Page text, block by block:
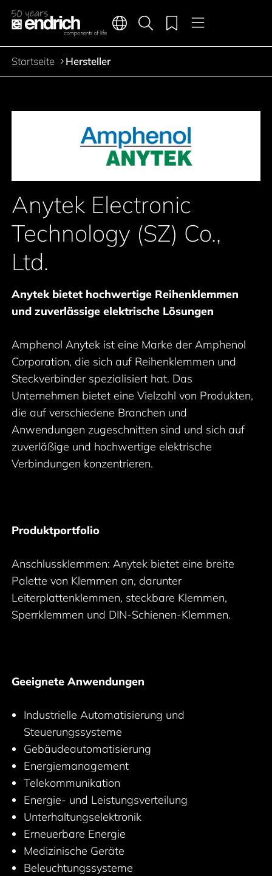
Zum Inhalt springen
Hauptnavigation
Sprachen Menü
Produktsuche
Merkliste
Pfadnavigation
Startseite Hersteller
Anytek Electronic
Technology (SZ) Co.,
Ltd.
Anytek bietet hochwertige Reihenklemmen
und zuverlässige elektrische Lösungen
Amphenol Anytek ist eine Marke der Amphenol
Corporation, die sich auf Reihenklemmen und
Steckverbinder spezialisiert hat. Das
Unternehmen bietet eine Vielzahl von Produkten,
die auf verschiedene Branchen und
Anwendungen zugeschnitten sind und sich auf
zuverläßige und hochwertige elektrische
Verbindungen konzentrieren.
Produktportfolio
Anschlussklemmen: Anytek bietet eine breite
Palette von Klemmen an, darunter
Leiterplattenklemmen, steckbare Klemmen,
Sperrklemmen und DIN-Schienen-Klemmen.
Geeignete Anwendungen
Industrielle Automatisierung und
Steuerungssysteme
Gebäudeautomatisierung
Energiemanagement
Telekommunikation
Energie- und Leistungsverteilung
Unterhaltungselektronik
Erneuerbare Energie
Medizinische Geräte
Beleuchtungssysteme